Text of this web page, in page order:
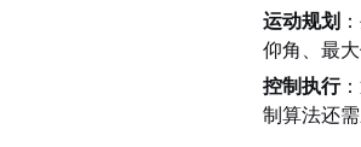
运动规划
仰角、最
控制执行
制算法还